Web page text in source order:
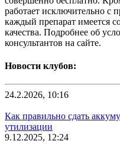
работает исключительно
каждый препарат имеется
качества. Подробнее об
консультантов на сайте.
Новости клубов:
24.2.2026, 10:16
Как правильно сдать
утилизации
9.12.2025, 12:24